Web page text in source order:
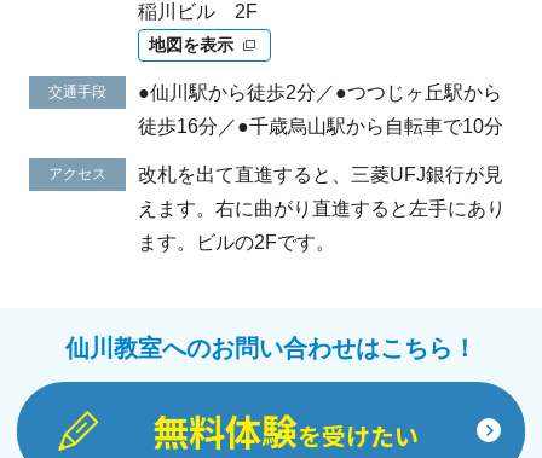
稲川ビル 2F
地図を表示
交通手段
●仙川駅から徒歩2分／●つつじヶ丘駅から
徒歩16分／●千歳烏山駅から自転車で10分
アクセス
改札を出て直進すると、三菱UFJ銀行が見
えます。右に曲がり直進すると左手にあり
ます。ビルの2Fです。
仙川教室へのお問い合わせはこちら！
無料体験を受けたい